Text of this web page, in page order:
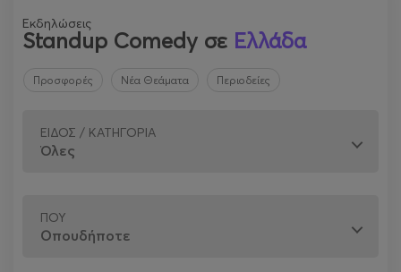
Εκδηλώσεις
Standup Comedy σε Ελλάδα
Προσφορές Νέα Θεάματα Περιοδείες
ΕΊΔΟΣ / ΚΑΤΗΓΟΡΊΑ
ΠΟΎ